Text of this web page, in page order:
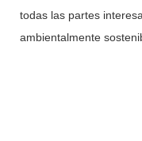
todas las partes
ambientalmente